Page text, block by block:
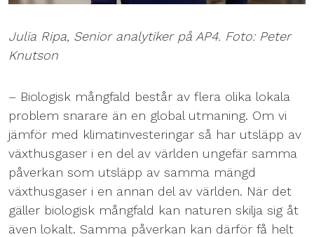
Julia Ripa, Senior analytiker på AP4. Foto: Peter
Knutson
– Biologisk mångfald består av flera olika lokala
problem snarare än en global utmaning. Om vi
jämför med klimatinvesteringar så har utsläpp av
växthusgaser i en del av världen ungefär samma
påverkan som utsläpp av samma mängd
växthusgaser i en annan del av världen. När det
gäller biologisk mångfald kan naturen skilja sig åt
även lokalt. Samma påverkan kan därför få helt